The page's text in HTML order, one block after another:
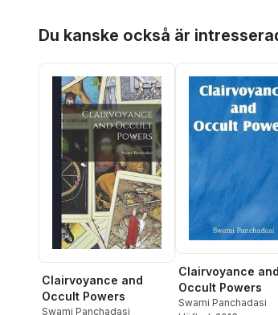
Du kanske också är
Clairvoyance and
Occult Powers
Swami Panchadasi
Clairvoyance and
Occult Powers
Swami Panchadasi